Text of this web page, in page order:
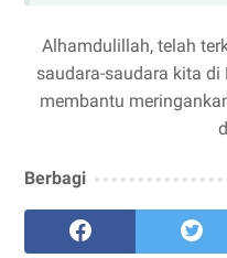
Alhamdulillah, telah
saudara-saudara kita di
membantu
Berbagi